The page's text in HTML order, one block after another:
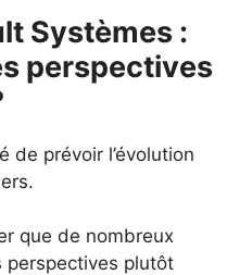
Systèmes :
perspectives
de prévoir l’évolution
que de nombreux
perspectives plutôt